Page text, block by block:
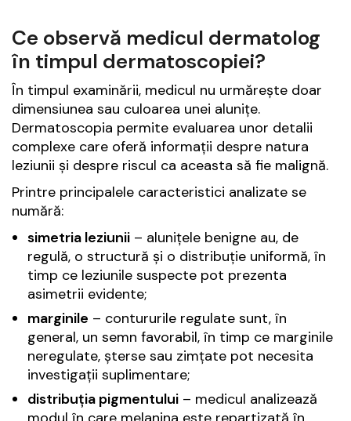
Ce observă medicul dermatolog
în timpul dermatoscopiei?
În timpul examinării, medicul nu urmărește doar
dimensiunea sau culoarea unei alunițe.
Dermatoscopia permite evaluarea unor detalii
complexe care oferă informații despre natura
leziunii și despre riscul ca aceasta să fie malignă.
Printre principalele caracteristici analizate se
numără:
simetria leziunii – alunițele benigne au, de
regulă, o structură și o distribuție uniformă, în
timp ce leziunile suspecte pot prezenta
asimetrii evidente;
marginile – contururile regulate sunt, în
general, un semn favorabil, în timp ce marginile
neregulate, șterse sau zimțate pot necesita
investigații suplimentare;
distribuția pigmentului – medicul analizează